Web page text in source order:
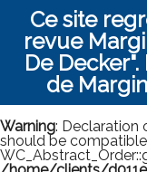
Ce site
revue
De
de
Warning: Declaration
should be